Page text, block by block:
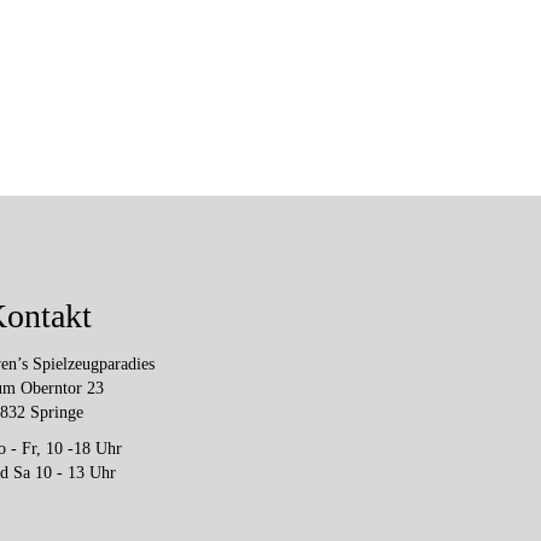
Spielzeugparadies
Oberntor 23
Springe
- Fr, 10 -18 Uhr
Sa 10 - 13 Uhr